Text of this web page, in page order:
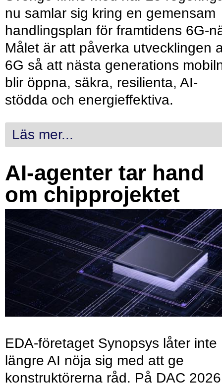
nu samlar sig kring en gemensam
handlingsplan för framtidens 6G-
Målet är att påverka utvecklingen
6G så att nästa generations
blir öppna, säkra, resilienta, AI-
stödda och energieffektiva.
Läs mer...
AI-agenter tar hand
om chipprojektet
EDA-företaget Synopsys låter inte
längre AI nöja sig med att ge
konstruktörerna råd. På DAC 2026